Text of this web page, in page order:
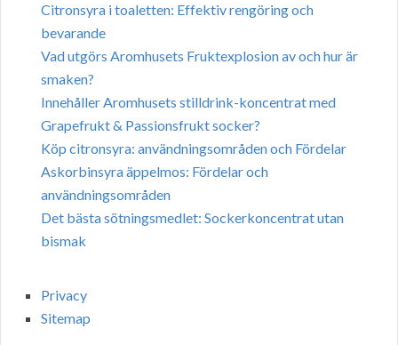
Citronsyra i toaletten: Effektiv rengöring och
bevarande
Vad utgörs Aromhusets Fruktexplosion av och hur är
smaken?
Innehåller Aromhusets stilldrink-koncentrat med
Grapefrukt & Passionsfrukt socker?
Köp citronsyra: användningsområden och Fördelar
Askorbinsyra äppelmos: Fördelar och
användningsområden
Det bästa sötningsmedlet: Sockerkoncentrat utan
bismak
Privacy
Sitemap